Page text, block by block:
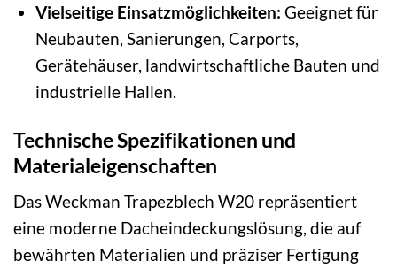
Vielseitige Einsatzmöglichkeiten: Geeignet für
Neubauten, Sanierungen, Carports,
Gerätehäuser, landwirtschaftliche Bauten und
industrielle Hallen.
Technische Spezifikationen und
Materialeigenschaften
Das Weckman Trapezblech W20 repräsentiert
eine moderne Dacheindeckungslösung, die auf
bewährten Materialien und präziser Fertigung